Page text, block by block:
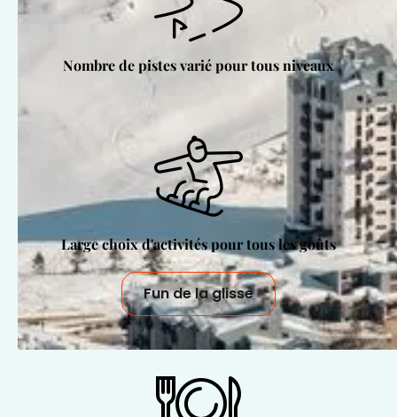
Nombre de pistes varié pour tous niveaux
Large choix d'activités pour tous les goûts
Fun de la glisse